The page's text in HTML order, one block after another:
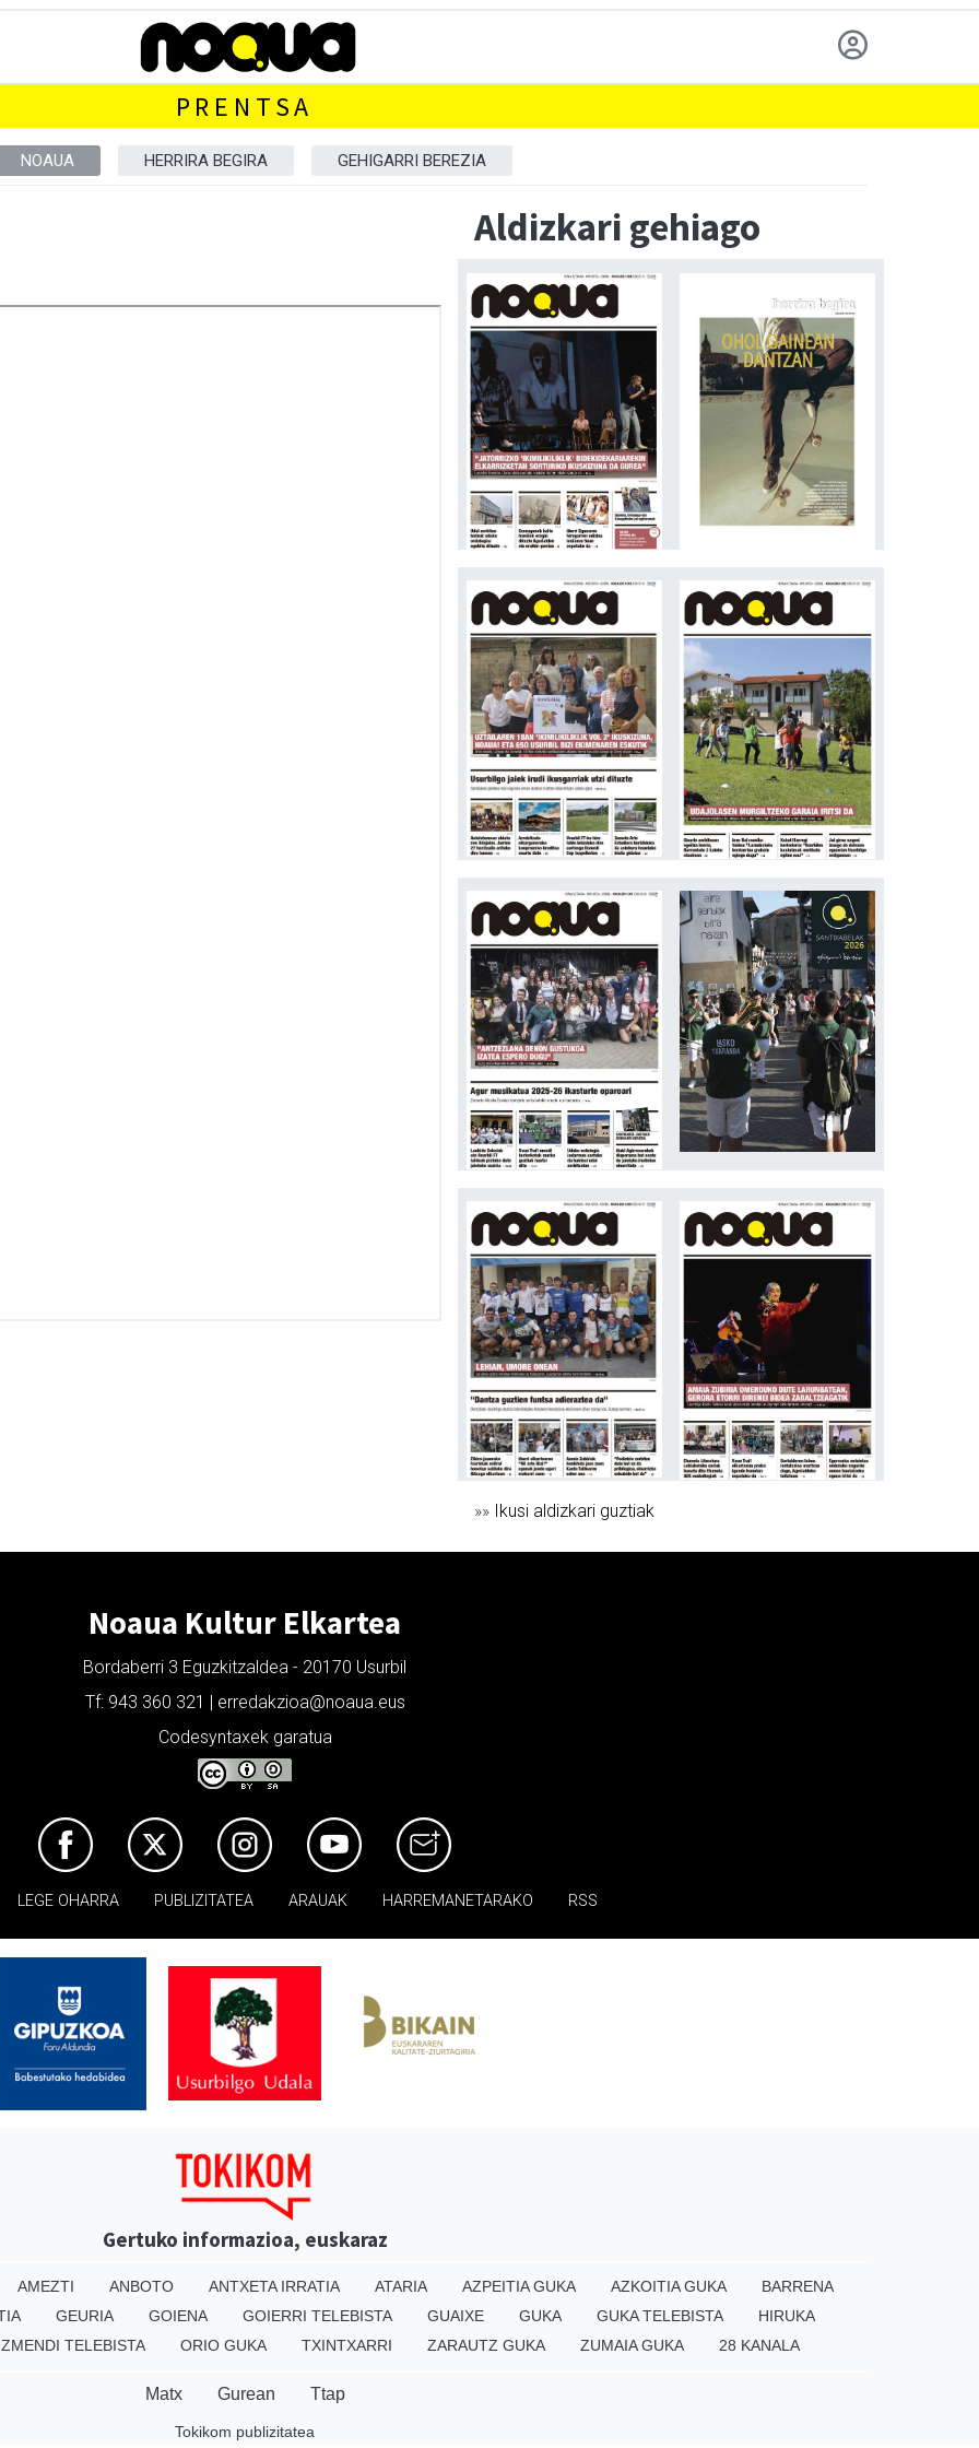
PRENTSA
NOAUA HERRIRA BEGIRA GEHIGARRI BEREZIA
Aldizkari gehiago
»» Ikusi aldizkari guztiak
Noaua Kultur Elkartea
Bordaberri 3 Eguzkitzaldea - 20170 Usurbil
Tf: 943 360 321 | erredakzioa@noaua.eus
Codesyntaxek garatua
LEGE OHARRA PUBLIZITATEA ARAUAK HARREMANETARAKO RSS
Gertuko informazioa, euskaraz
AMEZTI ANBOTO ANTXETA IRRATIA ATARIA AZPEITIA GUKA AZKOITIA GUKA
BARRENA
GEURIA GOIENA GOIERRI TELEBISTA GUAIXE GUKA GUKA TELEBISTA
HIRUKA
TELEBISTA ORIO GUKA TXINTXARRI ZARAUTZ GUKA ZUMAIA GUKA 28 KANALA
Matx Gurean Ttap
Tokikom publizitatea